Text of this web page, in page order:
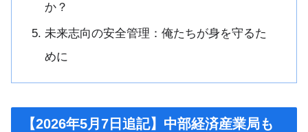
か？
未来志向の安全管理：俺たちが身を守るた
めに
【2026年5月7日追記】中部経済産業局も